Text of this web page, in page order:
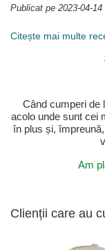
Publicat pe 2023-04-
Citește mai multe
Când cumperi de
acolo unde sunt cei
în plus și,
Am
Clienții care au